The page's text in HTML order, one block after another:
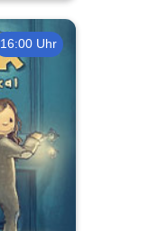
16:00 Uhr